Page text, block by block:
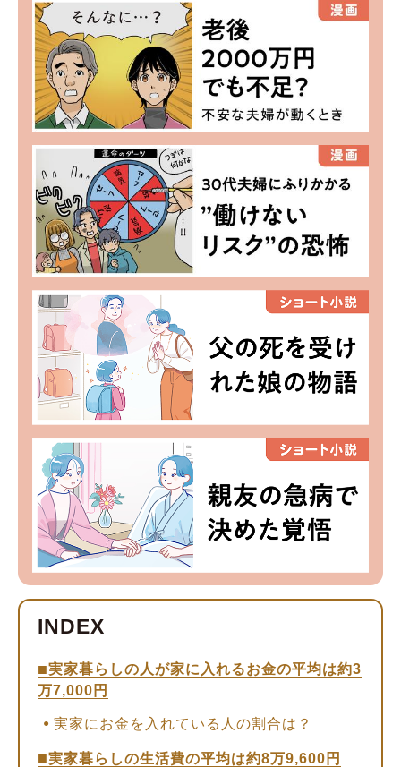
実家暮らしの人が家に入れるお金の平均は約3
万7,000円
実家にお金を入れている人の割合は？
実家暮らしの生活費の平均は約8万9,600円